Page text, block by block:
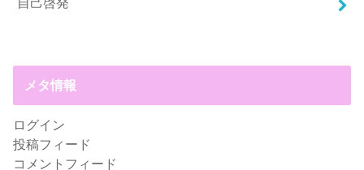
メタ情報
ログイン
投稿フィード
コメントフィード